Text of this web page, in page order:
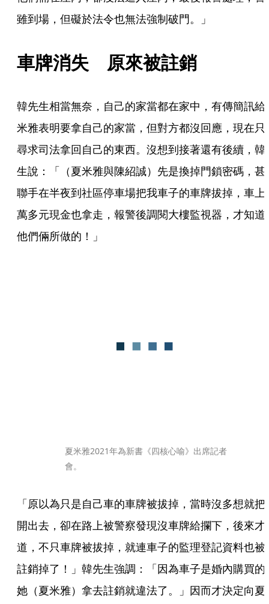
雖到場，但礙於法令也無法強制破門。」
車牌消失　原來被註銷
韓先生相當無奈，自己的家當都在家中，有傳簡訊給
米雅表明要拿自己的家當，但對方都沒回應，現在只
尋求司法拿回自己的東西。沒想到接著還有後續，韓
生說：「（夏米雅與陳紹誠）先是換掉門鎖密碼，甚
聯手在半夜到社區停車場把我車子的車牌拔掉，車上
萬多元現金也拿走，報警後調閱大樓監視器，才知道
他們倆所做的！」
夏米雅2021年為新書《四核心喻》出席記者
會。
「原以為只是自己車的車牌被拔掉，當時沒多想就把
開出去，卻在路上被警察發現沒車牌給攔下，後來才
道，不只車牌被拔掉，就連車子的監理登記資料也被
註銷掉了！」韓先生強調：「因為車子是婚內購買的
她（夏米雅）拿去註銷就違法了。」因而才決定向夏